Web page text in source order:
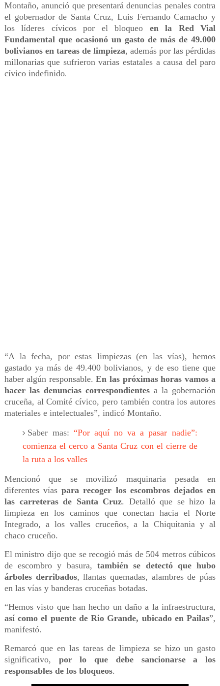
Montaño, anunció que presentará denuncias penales contra
el gobernador de Santa Cruz, Luis Fernando Camacho y
los líderes cívicos por el bloqueo en la Red Vial
Fundamental que ocasionó un gasto de más de 49.000
bolivianos en tareas de limpieza, además por las pérdidas
millonarias que sufrieron varias estatales a causa del paro
cívico indefinido.
“A la fecha, por estas limpiezas (en las vías), hemos
gastado ya más de 49.400 bolivianos, y de eso tiene que
haber algún responsable.En las próximas horas vamos a
hacer las denuncias correspondientes a la gobernación
cruceña, al Comité cívico, pero también contra los autores
materiales e intelectuales”, indicó Montaño.
Saber mas: “Por aquí no va a pasar nadie”:
comienza el cerco a Santa Cruz con el cierre de
la ruta a los valles
Mencionó que se movilizó maquinaria pesada en
diferentes víaspara recoger los escombros dejados en
las carreteras de Santa Cruz. Detalló que se hizo la
limpieza en los caminos que conectan hacia el Norte
Integrado, a los valles cruceños, a la Chiquitania y al
chaco cruceño.
El ministro dijo que se recogió más de 504 metros cúbicos
de escombro y basura, también se detectó que hubo
árboles derribados, llantas quemadas, alambres de púas
en las vías y banderas cruceñas botadas.
“Hemos visto que han hecho un daño a la infraestructura,
así como el puente de Rio Grande, ubicado en Pailas”,
manifestó.
Remarcó que en las tareas de limpieza se hizo un gasto
significativo, por lo que debe sancionarse a los
responsables de los bloqueos.